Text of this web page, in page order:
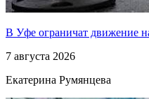
В Уфе ограничат движение
7 августа 2026
Екатерина Румянцева